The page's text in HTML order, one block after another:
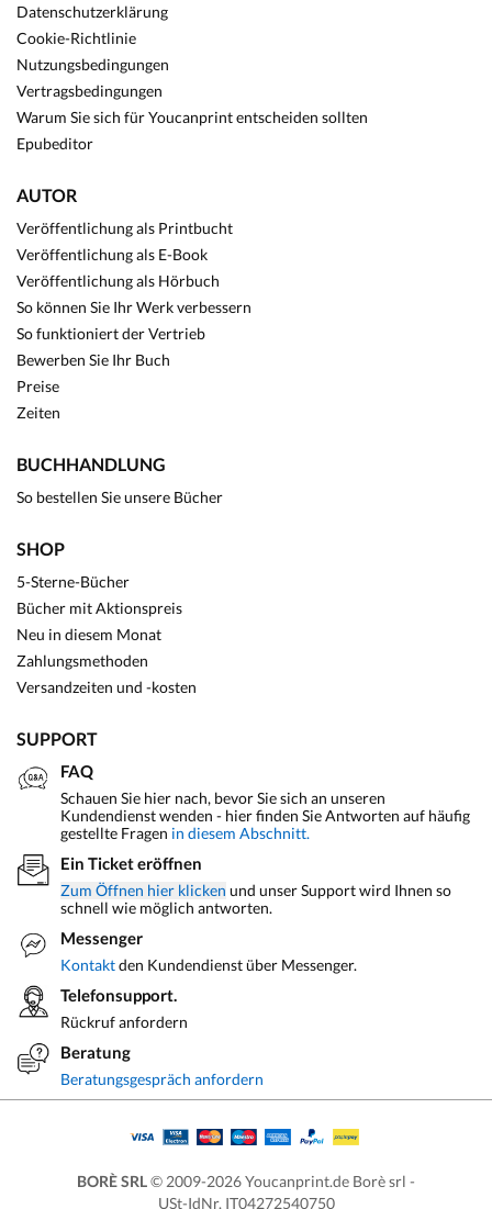
Datenschutzerklärung
Cookie-Richtlinie
Nutzungsbedingungen
Vertragsbedingungen
Warum Sie sich für Youcanprint entscheiden sollten
Epubeditor
AUTOR
Veröffentlichung als Printbucht
Veröffentlichung als E-Book
Veröffentlichung als Hörbuch
So können Sie Ihr Werk verbessern
So funktioniert der Vertrieb
Bewerben Sie Ihr Buch
Preise
Zeiten
BUCHHANDLUNG
So bestellen Sie unsere Bücher
SHOP
5-Sterne-Bücher
Bücher mit Aktionspreis
Neu in diesem Monat
Zahlungsmethoden
Versandzeiten und -kosten
SUPPORT
FAQ
Schauen Sie hier nach, bevor Sie sich an unseren
Kundendienst wenden - hier finden Sie Antworten auf häufig
gestellte Fragen in diesem Abschnitt.
Ein Ticket eröffnen
Zum Öffnen hier klicken und unser Support wird Ihnen so
schnell wie möglich antworten.
Messenger
Kontaktden Kundendienst über Messenger.
Telefonsupport.
Rückruf anfordern
Beratung
Beratungsgespräch anfordern
BORÈ SRL© 2009-2026 Youcanprint.de Borè srl -
USt-IdNr. IT04272540750